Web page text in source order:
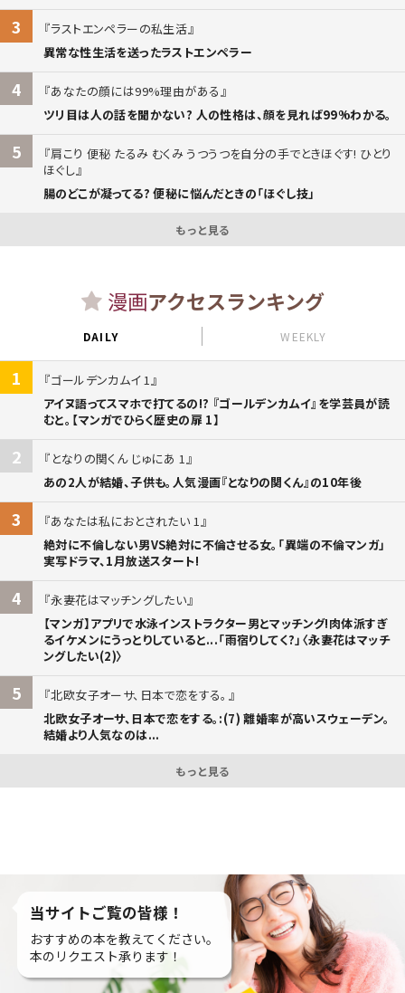
3
ラストエンペラーの私生活
異常な性生活を送ったラストエンペラー
4
あなたの顔には99%理由がある
ツリ目は人の話を聞かない? 人の性格は、顔を見れば99%わかる。
5
肩こり 便秘 たるみ むくみ うつうつを自分の手でときほぐす! ひとり
ほぐし
腸のどこが凝ってる? 便秘に悩んだときの「ほぐし技」
もっと見る
漫画アクセスランキング
DAILY WEEKLY
1
ゴールデンカムイ 1
アイヌ語ってスマホで打てるの!? 『ゴールデンカムイ』を学芸員が読
むと。【マンガでひらく歴史の扉 1】
2
となりの関くん じゅにあ 1
あの2人が結婚、子供も。人気漫画『となりの関くん』の10年後
3
あなたは私におとされたい 1
絶対に不倫しない男VS絶対に不倫させる女。「異端の不倫マンガ」
実写ドラマ、1月放送スタート!
4
永妻花はマッチングしたい
【マンガ】アプリで水泳インストラクター男とマッチング!肉体派すぎ
るイケメンにうっとりしていると...「雨宿りしてく?」〈永妻花はマッチ
ングしたい(2)〉
5
北欧女子オーサ、日本で恋をする。
北欧女子オーサ、日本で恋をする。:(7) 離婚率が高いスウェーデン。
結婚より人気なのは...
もっと見る
当サイトご覧の皆様！
おすすめの本を教えてください。
本のリクエスト承ります！